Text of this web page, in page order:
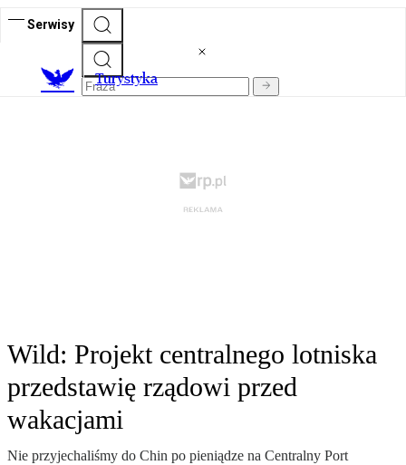
Serwisy
Turystyka
Wild: Projekt centralnego lotniska
przedstawię rządowi przed
wakacjami
Nie przyjechaliśmy do Chin po pieniądze na Centralny Port